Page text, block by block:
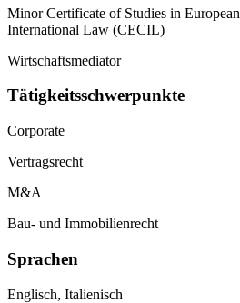
Minor Certificate of Studies in
International Law (CECIL)
Wirtschaftsmediator
Tätigkeitsschwerpunkte
Corporate
Vertragsrecht
M&A
Bau- und Immobilienrecht
Sprachen
Englisch, Italienisch